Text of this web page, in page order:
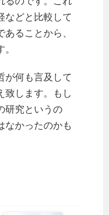
などと比較して
ることから、
何も言及して
致します。もし
研究というの
なかったのかも